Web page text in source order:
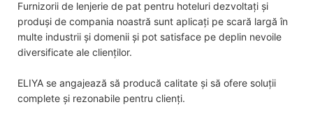
Furnizorii de lenjerie de pat pentru hoteluri dezvoltați și
produși de compania noastră sunt aplicați pe scară largă în
multe industrii și domenii și pot satisface pe deplin nevoile
diversificate ale clienților.
ELIYA se angajează să producă calitate și să ofere soluții
complete și rezonabile pentru clienți.